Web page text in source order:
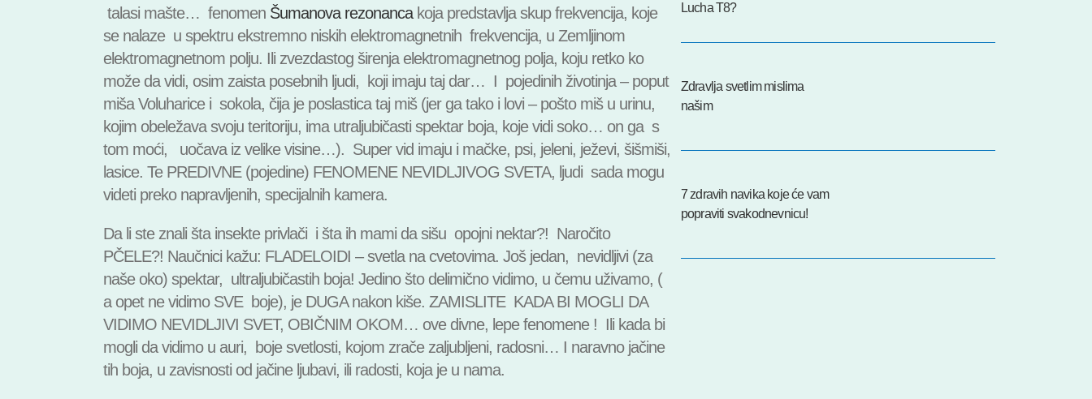
talasi mašte… fenomen Šumanova rezonancakoja predstavlja skup frekvencija, koje
se nalaze u spektru ekstremno niskih elektromagnetnih frekvencija, u Zemljinom
elektromagnetnom polju. Ili zvezdastog širenja elektromagnetnog polja, koju retko ko
može da vidi, osim zaista posebnih ljudi, koji imaju taj dar… I pojedinih životinja – poput
miša Voluharice i sokola, čija je poslastica taj miš (jer ga tako i lovi – pošto miš u urinu,
kojim obeležava svoju teritoriju, ima utraljubičasti spektar boja, koje vidi soko… on ga s
tom moći, uočava iz velike visine…). Super vid imaju i mačke, psi, jeleni, ježevi, šišmiši,
lasice. Te PREDIVNE (pojedine) FENOMENE NEVIDLJIVOG SVETA, ljudi sada mogu
videti preko napravljenih, specijalnih kamera.
Da li ste znali šta insekte privlači i šta ih mami da sišu opojni nektar?! Naročito
PČELE?! Naučnici kažu: FLADELOIDI – svetla na cvetovima. Još jedan, nevidljivi (za
naše oko) spektar, ultraljubičastih boja! Jedino što delimično vidimo, u čemu uživamo, (
a opet ne vidimo SVE boje), je DUGA nakon kiše. ZAMISLITE KADA BI MOGLI DA
VIDIMO NEVIDLJIVI SVET, OBIČNIM OKOM… ove divne, lepe fenomene ! Ili kada bi
mogli da vidimo u auri, boje svetlosti, kojom zrače zaljubljeni, radosni… I naravno jačine
tih boja, u zavisnosti od jačine ljubavi, ili radosti, koja je u nama.
Lucha T8?
Zdravlja svetlim mislima
našim
7 zdravih navika koje će vam
popraviti svakodnevnicu!